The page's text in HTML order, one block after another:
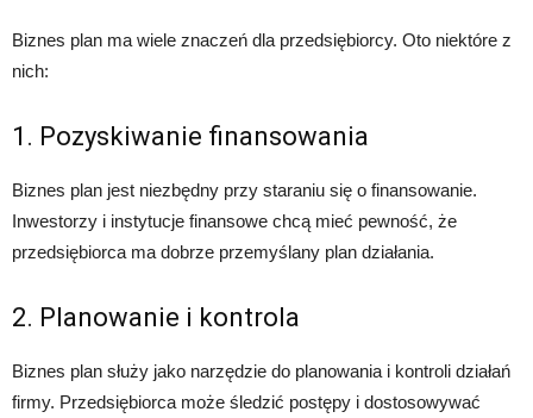
Biznes plan ma wiele znaczeń dla przedsiębiorcy. Oto niektóre z
nich:
1. Pozyskiwanie finansowania
Biznes plan jest niezbędny przy staraniu się o finansowanie.
Inwestorzy i instytucje finansowe chcą mieć pewność, że
przedsiębiorca ma dobrze przemyślany plan działania.
2. Planowanie i kontrola
Biznes plan służy jako narzędzie do planowania i kontroli działań
firmy. Przedsiębiorca może śledzić postępy i dostosowywać